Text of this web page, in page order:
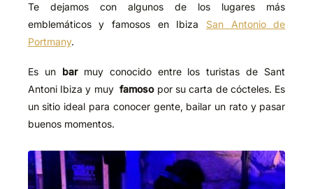
Te dejamos con algunos de los lugares más
emblemáticos y famosos en Ibiza San Antonio de
Portmany.
Es un barmuy conocido entre los turistas de Sant
Antoni Ibiza y muyfamosopor su carta de cócteles. Es
un sitio ideal para conocer gente, bailar un rato y pasar
buenos momentos.